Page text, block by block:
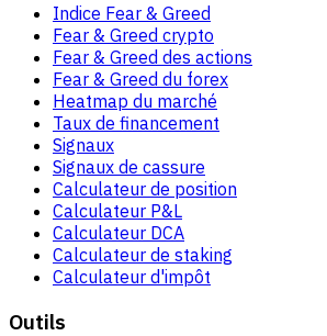
Indice Fear & Greed
Fear & Greed crypto
Fear & Greed des actions
Fear & Greed du forex
Heatmap du marché
Taux de financement
Signaux
Signaux de cassure
Calculateur de position
Calculateur P&L
Calculateur DCA
Calculateur de staking
Calculateur d'impôt
Outils